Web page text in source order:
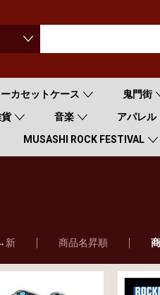
カセットケース 鬼門街
音楽 アパレル
MUSASHI ROCK FESTIVAL
新 商品名昇順